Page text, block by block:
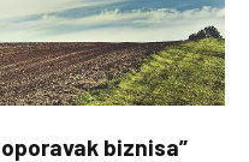
biznisa”